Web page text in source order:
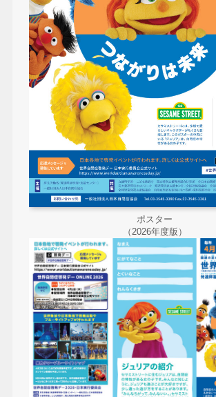
ポスター
（2026年度版）